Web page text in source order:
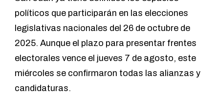
políticos que participarán en las elecciones
legislativas nacionales del 26 de octubre de
2025. Aunque el plazo para presentar frentes
electorales vence el jueves 7 de agosto, este
miércoles se confirmaron todas las alianzas y
candidaturas.